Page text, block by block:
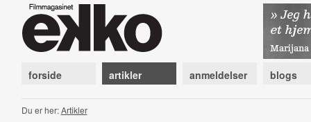
forside artikler anmeldelser blogs
Du er her:Artikler